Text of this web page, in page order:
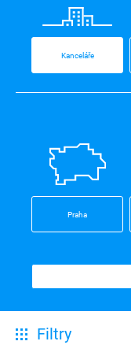
Kanceláře
Praha
Filtry